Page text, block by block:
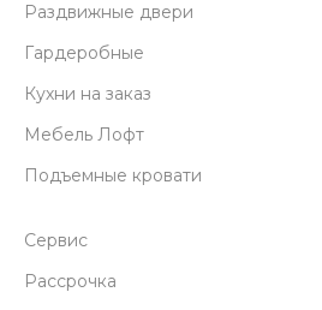
Раздвижные двери
Гардеробные
Кухни на заказ
Мебель Лофт
Подъемные кровати
Сервис
Рассрочка